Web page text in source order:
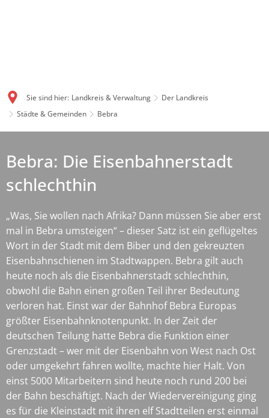
Sie sind hier: Landkreis & Verwaltung
Der Landkreis
Städte & Gemeinden
Bebra
Bebra: Die Eisenbahnerstadt
schlechthin
„Was, Sie wollen nach Afrika? Dann müssen Sie aber erst
mal in Bebra umsteigen“ – dieser Satz ist ein geflügeltes
Wort in der Stadt mit dem Biber und den gekreuzten
Eisenbahnschienen im Stadtwappen. Bebra gilt auch
heute noch als die Eisenbahnerstadt schlechthin,
obwohl die Bahn einen großen Teil ihrer Bedeutung
verloren hat. Einst war der Bahnhof Bebra Europas
größter Eisenbahnknotenpunkt. In der Zeit der
deutschen Teilung hatte Bebra die Funktion einer
Grenzstadt – wer mit der Eisenbahn von West nach Ost
oder umgekehrt fahren wollte, machte hier Halt. Von
einst 5000 Mitarbeitern sind heute noch rund 200 bei
der Bahn beschäftigt. Nach der Wiedervereinigung ging
es für die Kleinstadt mit ihren elf Stadtteilen erst einmal